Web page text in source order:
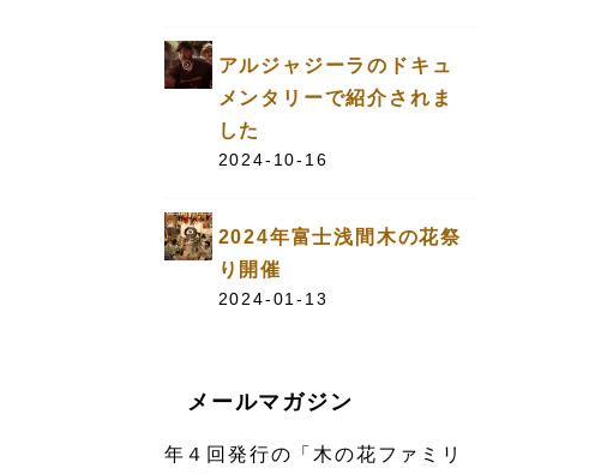
アルジャジーラのドキュ
メンタリーで紹介されま
した
2024-10-16
2024年富士浅間木の花祭
り開催
2024-01-13
メールマガジン
年４回発行の「木の花ファミリ